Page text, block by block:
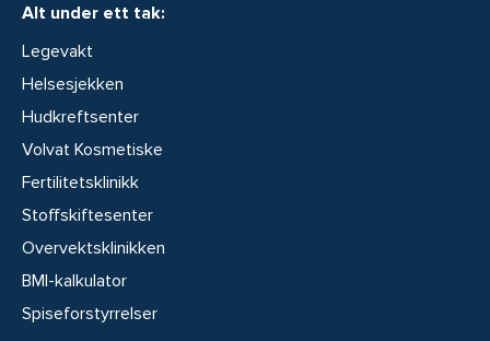
Alt under ett tak:
Legevakt
Helsesjekken
Hudkreftsenter
Volvat Kosmetiske
Fertilitetsklinikk
Stoffskiftesenter
Overvektsklinikken
BMI-kalkulator
Spiseforstyrrelser